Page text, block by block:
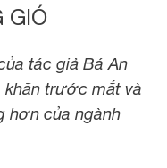
GIÓ
tác giả Bá An
trước mắt và
của ngành